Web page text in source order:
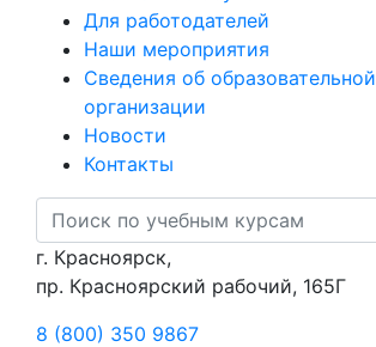
Для работодателей
Наши мероприятия
Сведения об образовательной
организации
Новости
Контакты
г. Красноярск,
пр. Красноярский рабочий, 165Г
8 (800) 350 9867